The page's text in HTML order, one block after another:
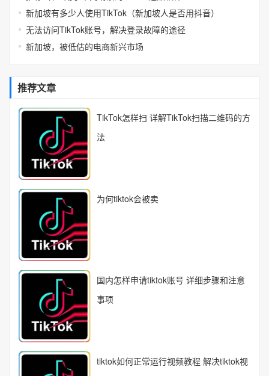
新加坡有多少人使用TikTok（新加坡人是否用抖音）
无法访问TikTok账号，解决登录故障的途径
新加坡，被低估的电商新兴市场
推荐文章
TikTok怎样扫 详解TikTok扫描二维码的方
法
为何tiktok会被卖
国内怎样申请tiktok账号 详细步骤和注意
事项
tiktok如何正常运行视频教程 解决tiktok视